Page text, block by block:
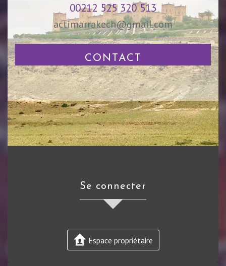
00212 525 320 513
actimarrakech@gmail.com
CONTACT
se connecter
Espace propriétaire